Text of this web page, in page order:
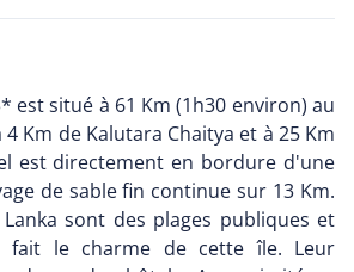
est situé à 61 Km (1h30 environ) au
Km de Kalutara Chaitya et à 25 Km
est directement en bordure d'une
de sable fin continue sur 13 Km.
sont des plages publiques et
fait le charme de cette île. Leur